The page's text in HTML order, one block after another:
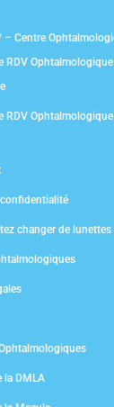
– Centre
RDV
RDV
changer de lunettes
la DMLA